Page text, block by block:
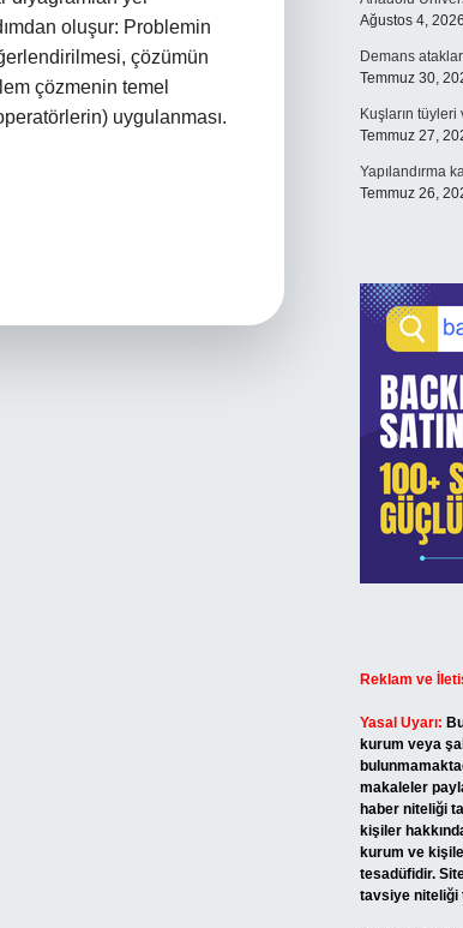
oluşur: Problemin
çözümün
çözmenin temel
uygulanması.
Ağustos 4, 2026
Demans
Temmuz 30,
Kuşların tüyleri
Temmuz 27,
Yapılandırma
Temmuz 26,
Reklam ve
Yasal Uyarı:
kurum veya
makaleler
haber niteliği
kişiler
kurum ve
tesadüfidir.
tavsiye niteliği